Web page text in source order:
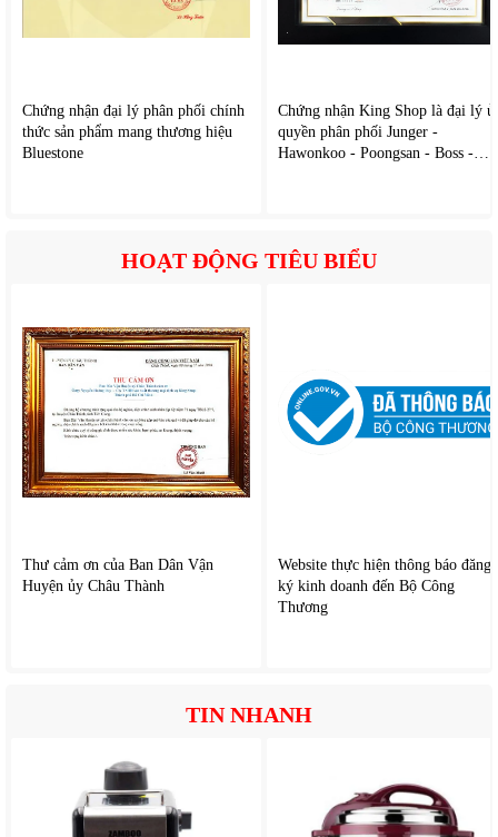
Chứng nhận đại lý phân phối chính
thức sản phẩm mang thương hiệu
Bluestone
Chứng nhận King Shop là đại lý
quyền phân phối Junger -
Hawonkoo - Poongsan - Boss -
HOẠT ĐỘNG TIÊU BIỂU
Thư cảm ơn của Ban Dân Vận
Huyện ủy Châu Thành
Website thực hiện thông báo đăng
ký kinh doanh đến Bộ Công
Thương
TIN NHANH